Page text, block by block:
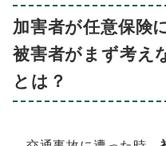
加害者が任意保険
被害者がまず考え
とは？